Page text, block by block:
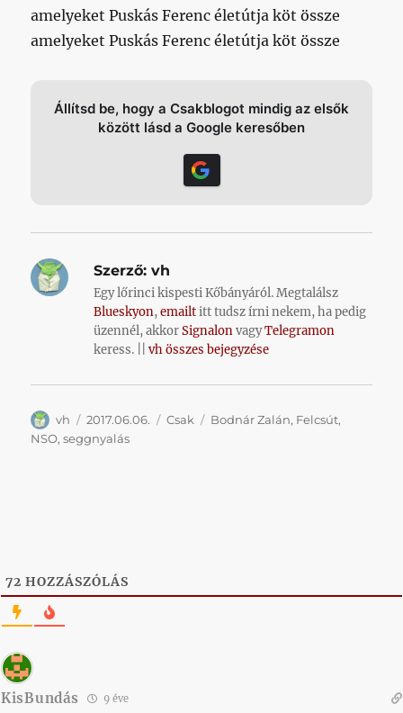
amelyeket Puskás Ferenc életútja köt össze
amelyeket Puskás Ferenc életútja köt össze
Állítsd be, hogy a Csakblogot mindig az elsők
között lásd a Google keresőben
Szerző: vh
Egy lőrinci kispesti Kőbányáról. Megtalálsz
Blueskyon,emailtitt tudsz írni nekem, ha pedig
üzennél, akkorSignalonvagyTelegramon
keress. ||vh összes bejegyzése
Szerző
vh Közzétéve
2017.06.06. Kategória
Csak Címke
Bodnár Zalán, Felcsút,
NSO,seggnyalás
72 HOZZÁSZÓLÁS
KisBundás 9 éve